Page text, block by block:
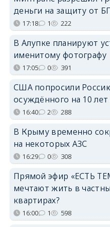
деньги на защиту от
17:18 1 222
В Алупке планируют
именитому фотографу
17:05 0 391
США попросили
осуждённого на 10
16:40 2 288
В Крыму временно
на некоторых АЗС
16:29 0 308
Прямой эфир «ЕСТЬ
мечтают жить в
квартирах?
16:00 1 598